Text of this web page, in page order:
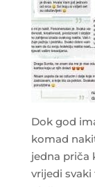
Dok god
komad
jedna priča
vrijedi